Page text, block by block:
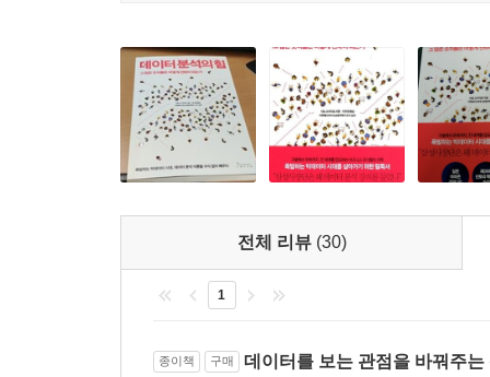
앞서가는 데이터 분석가들이 데이터를 어떻게
되고 더 나은 세상을 만드는 정책이 되는지를 이
분석을 둘러싼 개념을 이해하는 데 그치지 않고
경제학자, 이토 고이치로의 등장이 반가운 까닭이
전체 리뷰 (30)
1
종이책 구매 데이터를 보는 관점을 바꿔주는